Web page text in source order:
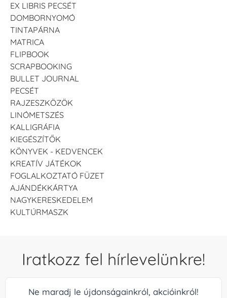
EX LIBRIS PECSÉT
DOMBORNYOMÓ
TINTAPÁRNA
MATRICA
FLIPBOOK
SCRAPBOOKING
BULLET JOURNAL
PECSÉT
RAJZESZKÖZÖK
LINÓMETSZÉS
KALLIGRÁFIA
KIEGÉSZÍTŐK
KÖNYVEK - KEDVENCEK
KREATÍV JÁTÉKOK
FOGLALKOZTATÓ FÜZET
AJÁNDÉKKÁRTYA
NAGYKERESKEDELEM
KULTÚRMASZK
Iratkozz fel hírlevelünkre!
Ne maradj le újdonságainkról, akcióinkról!